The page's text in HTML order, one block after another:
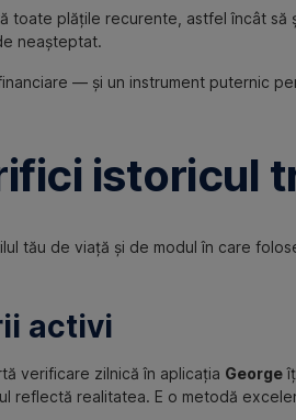
plățile recurente, astfel încât să
neașteptat.
— și un instrument puternic
istoricul
tău de viață și de modul în care
activi
verificare zilnică în aplicația George
realitatea. E o metodă